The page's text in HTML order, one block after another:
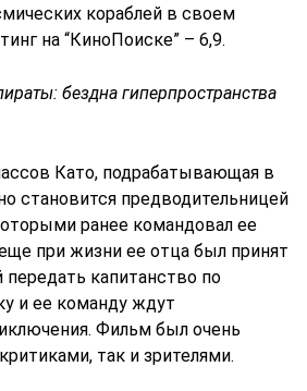
кораблей в своем
на “КиноПоиске” – 6,9.
бездна гиперпространства
Като, подрабатывающая в
становится предводительницей
ранее командовал ее
при жизни ее отца был принят
капитанство по
и ее команду ждут
Фильм был очень
так и зрителями.